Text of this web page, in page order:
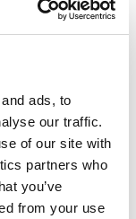
ads, to
our traffic.
of our site with
partners who
you’ve
from your use
Tranzzo